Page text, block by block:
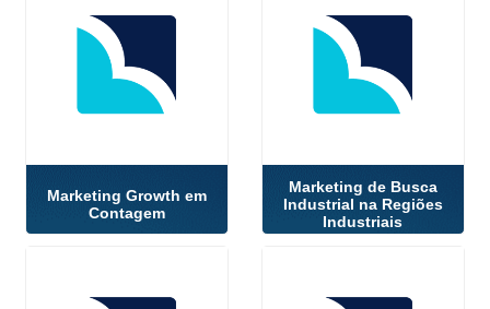
Marketing Growth em
Contagem
Marketing de Busca
Industrial na Regiões
Industriais